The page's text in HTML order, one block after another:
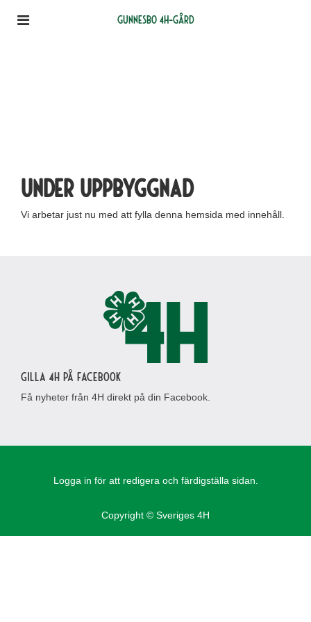
Gunnesbo 4H-gård
Under uppbyggnad
Vi arbetar just nu med att fylla denna hemsida med innehåll.
Gilla 4H på Facebook
Få nyheter från 4H direkt på din Facebook.
Logga in för att redigera och färdigställa sidan.
Copyright © Sveriges 4H